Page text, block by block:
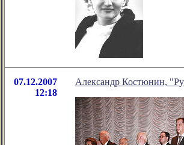
07.12.2007
12:18
Александр Костюнин,